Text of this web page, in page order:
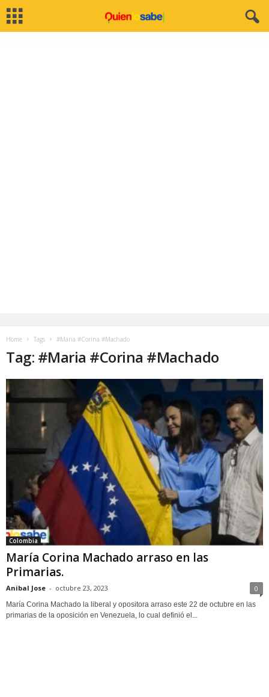
Home Tags #Maria #Corina #Machado
Tag: #Maria #Corina #Machado
Colombia
María Corina Machado arraso en las
Primarias.
Anibal Jose - octubre 23, 2023 0
María Corina Machado la liberal y opositora arraso este 22 de octubre en las
primarias de la oposición en Venezuela, lo cual definió el...